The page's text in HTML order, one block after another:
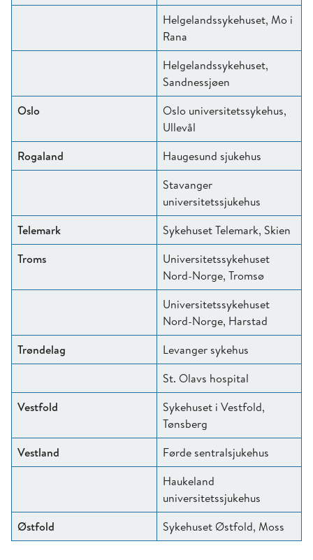
Helgelandssykehuset, Mo i
Rana
Helgelandssykehuset,
Sandnessjøen
Oslo
Oslo universitetssykehus,
Ullevål
Rogaland
Haugesund sjukehus
Stavanger
universitetssjukehus
Telemark
Sykehuset Telemark, Skien
Troms
Universitetssykehuset
Nord-Norge, Tromsø
Universitetssykehuset
Nord-Norge, Harstad
Trøndelag
Levanger sykehus
St. Olavs hospital
Vestfold
Sykehuset i Vestfold,
Tønsberg
Vestland
Førde sentralsjukehus
Haukeland
universitetssjukehus
Østfold
Sykehuset Østfold, Moss